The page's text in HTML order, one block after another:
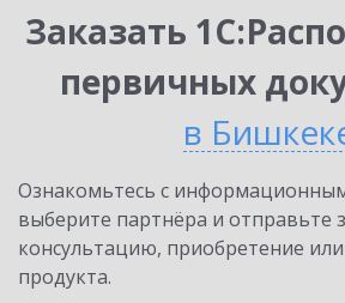
Заказать
первичных
в
Ознакомьтесь с
выберите партнёра и отправьте
консультацию, приобретение
продукта.